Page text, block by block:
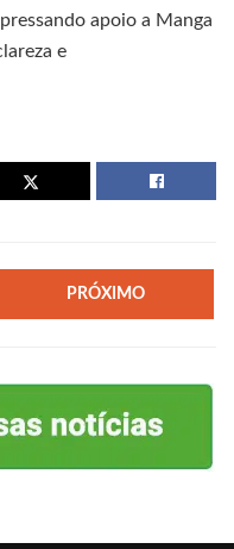
apoio a Manga
e
PRÓXIMO